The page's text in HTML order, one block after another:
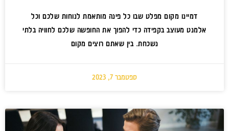
דמיינו מקום מפלט שבו כל פינה מותאמת לנוחות שלכם וכל
אלמנט מעוצב בקפידה כדי להפוך את החופשה שלכם לחוויה בלתי
נשכחת. בין שאתם רוצים מקום
ספטמבר 7, 2023